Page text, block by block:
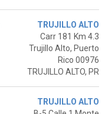
TRUJILLO ALTO
Carr 181 Km 4.3
Trujillo Alto, Puerto
Rico 00976
TRUJILLO ALTO, PR
TRUJILLO ALTO